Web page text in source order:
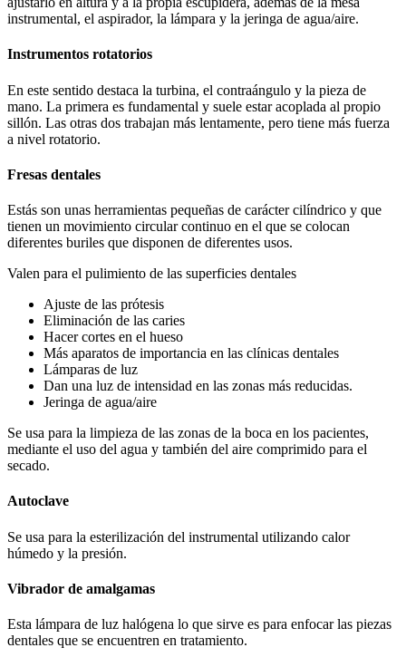
instrumental, el aspirador, la lámpara y la jeringa de agua/aire.
Instrumentos rotatorios
En este sentido destaca la turbina, el contraángulo y la pieza de
mano. La primera es fundamental y suele estar acoplada al propio
sillón. Las otras dos trabajan más lentamente, pero tiene más fuerza
a nivel rotatorio.
Fresas dentales
Estás son unas herramientas pequeñas de carácter cilíndrico y que
tienen un movimiento circular continuo en el que se colocan
diferentes buriles que disponen de diferentes usos.
Valen para el pulimiento de las superficies dentales
Ajuste de las prótesis
Eliminación de las caries
Hacer cortes en el hueso
Más aparatos de importancia en las clínicas dentales
Lámparas de luz
Dan una luz de intensidad en las zonas más reducidas.
Jeringa de agua/aire
Se usa para la limpieza de las zonas de la boca en los pacientes,
mediante el uso del agua y también del aire comprimido para el
secado.
Autoclave
Se usa para la esterilización del instrumental utilizando calor
húmedo y la presión.
Vibrador de amalgamas
Esta lámpara de luz halógena lo que sirve es para enfocar las piezas
dentales que se encuentren en tratamiento.